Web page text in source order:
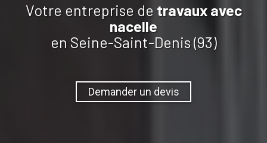
Votre entreprise de travaux avec
nacelle
en Seine-Saint-Denis (93)
Demander un devis